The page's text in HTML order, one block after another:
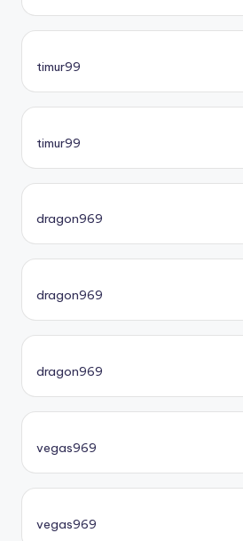
timur99
timur99
dragon969
dragon969
dragon969
vegas969
vegas969